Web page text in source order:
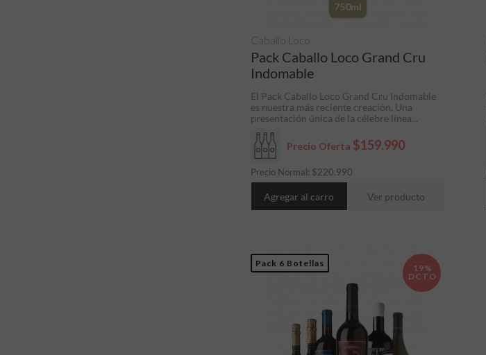
750ml
Pack Caballo Loco Grand Cru
Indomable
Precio Oferta $159.990
Precio Normal: $220.990
Caballo Loco
El Pack Caballo Loco Grand Cru Indomable
es nuestra más reciente creación. Una
presentación única de la célebre línea...
Agregar al carro Ver producto
Pack 6 Botellas
19%
DCTO